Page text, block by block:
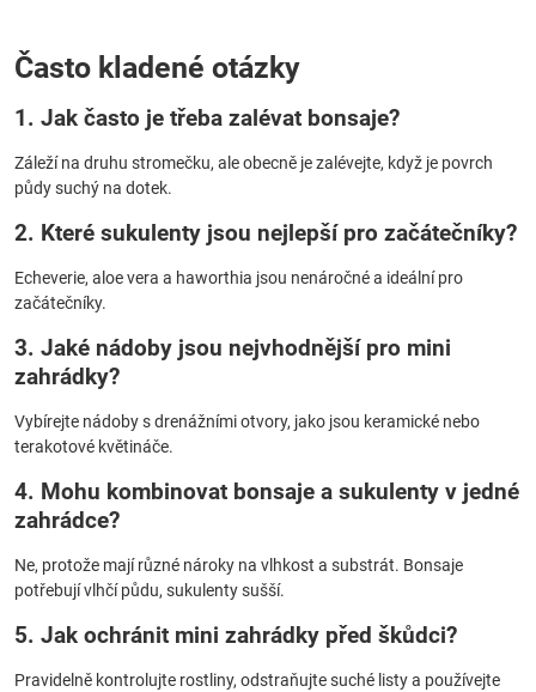
Často kladené otázky
1. Jak často je třeba zalévat bonsaje?
Záleží na druhu stromečku, ale obecně je zalévejte, když je povrch
půdy suchý na dotek.
2. Které sukulenty jsou nejlepší pro začátečníky?
Echeverie, aloe vera a haworthia jsou nenáročné a ideální pro
začátečníky.
3. Jaké nádoby jsou nejvhodnější pro mini
zahrádky?
Vybírejte nádoby s drenážními otvory, jako jsou keramické nebo
terakotové květináče.
4. Mohu kombinovat bonsaje a sukulenty v jedné
zahrádce?
Ne, protože mají různé nároky na vlhkost a substrát. Bonsaje
potřebují vlhčí půdu, sukulenty sušší.
5. Jak ochránit mini zahrádky před škůdci?
Pravidelně kontrolujte rostliny, odstraňujte suché listy a používejte